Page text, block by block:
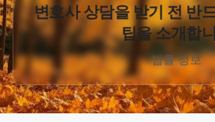
변호사 상담을 받기 전 반
팁을 소개합
법률 정보